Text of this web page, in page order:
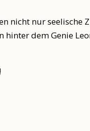
nicht nur seelische
dem Genie